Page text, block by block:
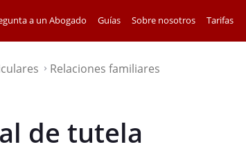
a un Abogado Guías Sobre nosotros Tarifas
⌃ Relaciones familiares
de tutela